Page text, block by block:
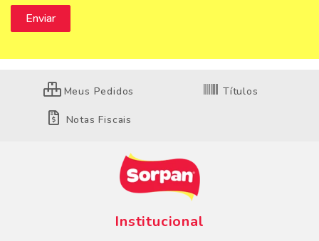
Meus Pedidos Títulos
Notas Fiscais
Institucional